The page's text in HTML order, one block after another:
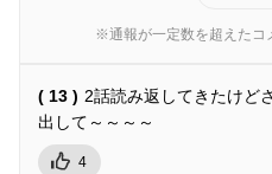
※通報が一定数を超えたコ
( 13 ) 2話読み返してきたけ
出して～～～～
4